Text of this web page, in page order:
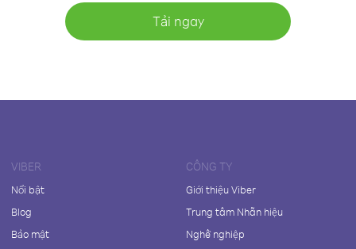
Tải ngay
VIBER
Nổi bật
Blog
Bảo mật
CÔNG TY
Giới thiệu Viber
Trung tâm Nhãn hiệu
Nghề nghiệp